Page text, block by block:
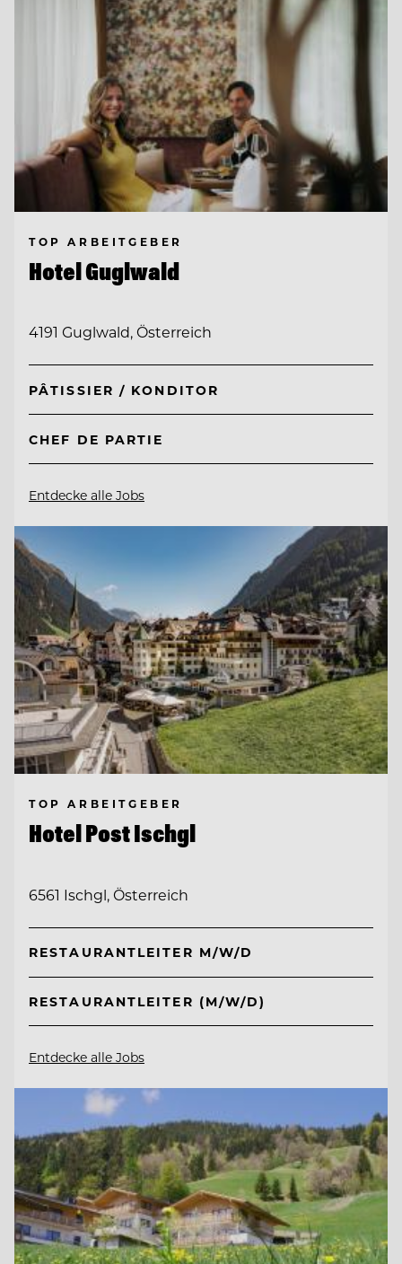
TOP ARBEITGEBER
Hotel Guglwald
4191 Guglwald, Österreich
PÂTISSIER / KONDITOR
CHEF DE PARTIE
Entdecke alle Jobs
TOP ARBEITGEBER
Hotel Post Ischgl
6561 Ischgl, Österreich
RESTAURANTLEITER M/W/D
RESTAURANTLEITER (M/W/D)
Entdecke alle Jobs